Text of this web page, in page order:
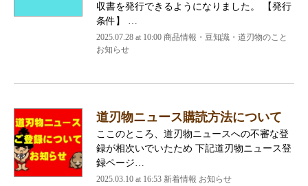
収書を発行できるようになりました。 【発行
条件】 …
2025.07.28 at 10:00 商品情報・豆知識・道刃物のこと
お知らせ
道刃物ニュース購読方法について
ここのところ、道刃物ニュースへの不審な登
録が相次いでいたため 下記道刃物ニュース登
録ページ…
2025.03.10 at 16:53 新着情報 お知らせ